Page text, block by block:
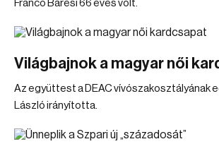
Franco Baresi 66 éves volt.
Világbajnok a magyar női
Az együttest a DEAC vívószakosztályának
László irányította.